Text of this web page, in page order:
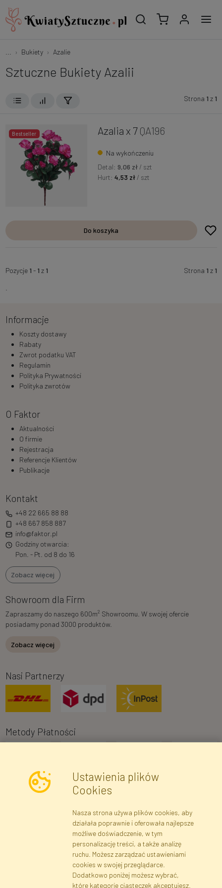
Bukiety Azalie
Sztuczne Bukiety Azalii
Strona 1 z 1
Bestseller Azalia x 7 QA196
Na wykończeniu
Detal: 9,06 zł / szt
Hurt:4,53 zł / szt
Do koszyka
Pozycje 1 - 1 z 1 Strona 1 z 1
Informacje
Koszty dostawy
Rabaty
Zwrot podatku VAT
Regulamin
Polityka Prywatności
Polityka zwrotów
O Faktor
Aktualności
O firmie
Rejestracja
Referencje Klientów
Publikacje
Kontakt
+48 22 665 88 88
+48 667 858 887
info@faktor.pl
Godziny otwarcia:
Pon. - Pt. od 8 do 16
Zobacz więcej
Showroom dla Firm
Zapraszamy do naszego 600m2 Showroomu. W swojej ofercie
posiadamy ponad 3000 produktów.
Zobacz więcej
Nasi Partnerzy
Metody Płatności
Zapisz się
Dane rejestrowe Regulamin
Polityka Prywatności
Pomoc
Mapa serwisu
Ustawienia plików
Cookies
Nasza strona używa plików cookies, aby
działała poprawnie i oferowała najlepsze
możliwe doświadczenie, w tym
personalizację treści, a także analizę
ruchu. Możesz zarządzać ustawieniami
cookies w swojej przeglądarce.
Dodatkowo poniżej możesz wybrać,
które kategorie ciasteczek akceptujesz.